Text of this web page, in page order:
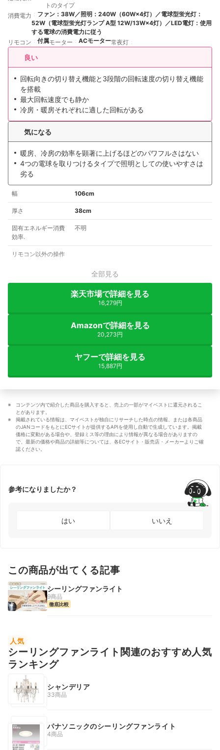
トのタイプ
消費電力
ファン：38W／照明：240W（60W×4灯）／電球型蛍光灯：
52W（電球型蛍光灯ランプ A型 12W/13W×4灯）／LED電灯：使用
する電球の消費電力に従う
リモコン
付属モーター ACモーター常夜灯
良い
回転向きの切り替え機能と3段階の回転速度の切り替え機能
を搭載
最大回転速度でも静か
冷房・暖房それぞれに適した回転がある
気になる
暖房、冷房の効率を顕著に上げるほどのパワフルさはない
4つの電球を取りつけるタイプで照明としての使いやすさは
劣る
幅 106cm
厚さ 38cm
固有エネルギー消費
効率.
不明
リモコン以外の操作
全部見る
楽天市場で詳細を見る
16,279円
Amazonで詳細を見る
20,273円
ヤフーで詳細を見る
15,887円
コンテンツ内で紹介した商品を購入すると、売上の一部がマイベストに還元されるこ
とがあります。
掲載されている情報は、マイベストが独自にリサーチした時点の情報、または各商品
のJANコードをもとにECサイトが提供するAPIを使用し自動で生成しています。掲載
価格に変動がある場合や、登録ミス等の理由により情報が異なる場合がありますの
で、最新の価格や商品の詳細等については、各ECサイト・販売店・メーカーよりご確
認ください。
参考になりましたか？
はい いいえ
この商品が出てくる記事
シーリングファンライト
9商品
徹底比較
人気
シーリングファンライト関連のおすすめ人気
ランキング
シャンデリア
33商品
パナソニックのシーリングファンライト
4商品